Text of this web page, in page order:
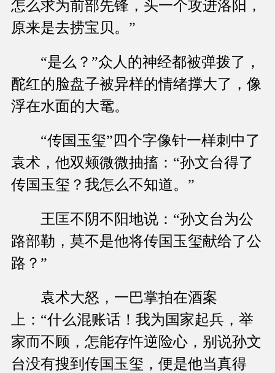
怎么求为前部先锋，头一个攻进洛阳，
原来是去捞宝贝。”
“是么？”众人的神经都被弹拨了，
酡红的脸盘子被异样的情绪撑大了，像
浮在水面的大鼋。
“传国玉玺”四个字像针一样刺中了
袁术，他双颊微微抽搐：“孙文台得了
传国玉玺？我怎么不知道。”
王匡不阴不阳地说：“孙文台为公
路部勒，莫不是他将传国玉玺献给了公
路？”
袁术大怒，一巴掌拍在酒案
上：“什么混账话！我为国家起兵，举
家而不顾，怎能存忤逆险心，别说孙文
台没有搜到传国玉玺，便是他当真得